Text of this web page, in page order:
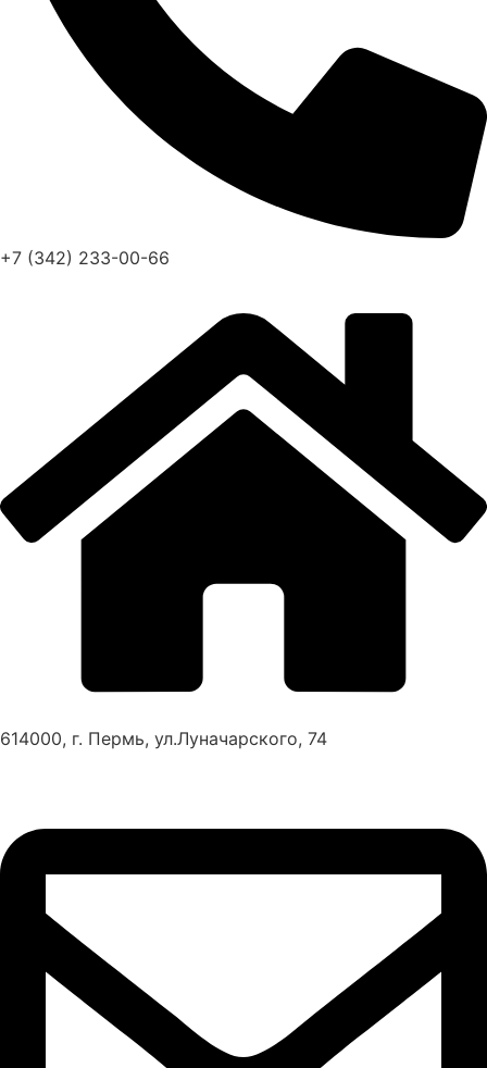
+7 (342) 233-00-66
614000, г. Пермь, ул.Луначарского, 74